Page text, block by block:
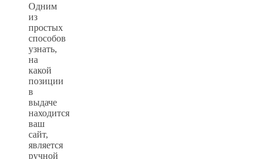
Одним
из
простых
способов
узнать,
на
какой
позиции
в
выдаче
находится
ваш
сайт,
является
ручной